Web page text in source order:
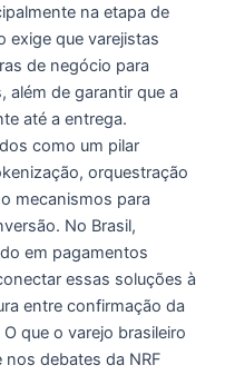
na etapa de
exige que varejistas
de negócio para
além de garantir que a
até a entrega.
como um pilar
orquestração
mecanismos para
No Brasil,
em pagamentos
essas soluções à
entre confirmação da
que o varejo brasileiro
debates da NRF